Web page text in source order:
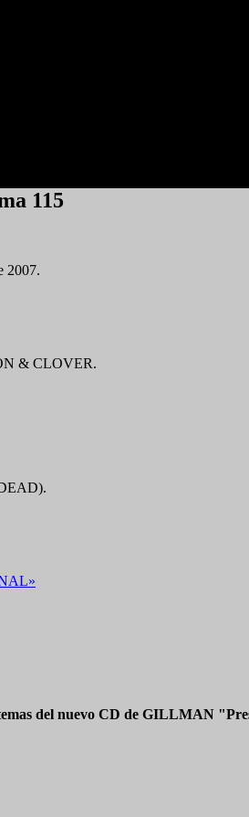
115
2007.
& CLOVER.
del nuevo CD de GILLMAN